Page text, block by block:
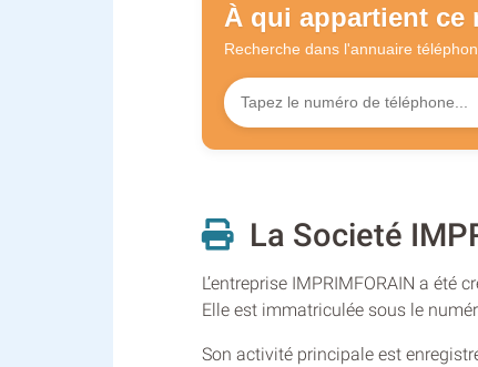
À qui appartient ce
Recherche dans l'annuaire
La Societé
L’entreprise IMPRIMFORAIN a
Elle est immatriculée sous le
Son activité principale est